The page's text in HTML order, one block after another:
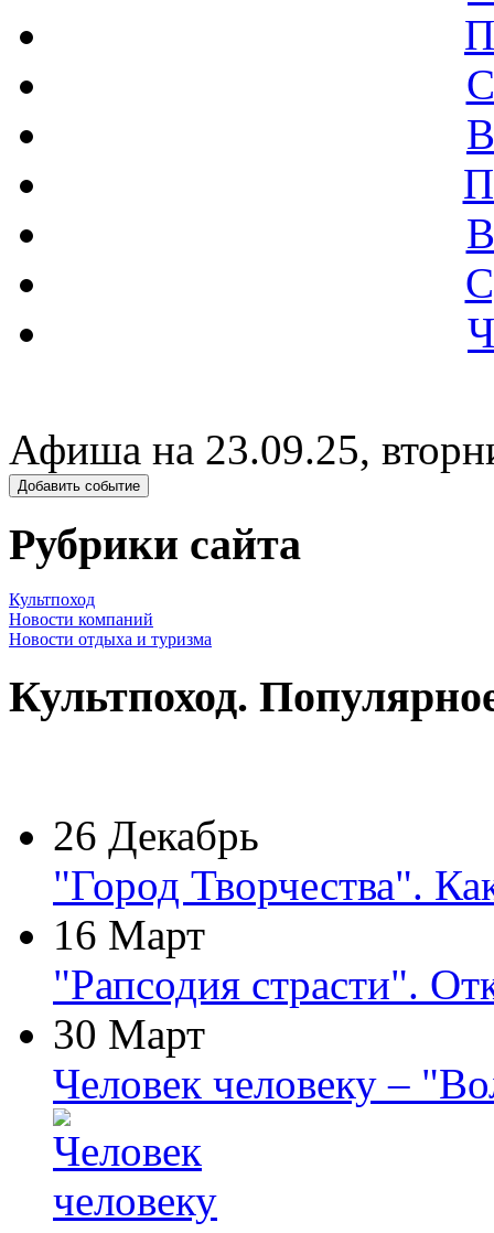
Афиша на 23.09.25,
Добавить событие
Рубрики сайта
Культпоход
Новости компаний
Новости отдыха и туризма
Культпоход.
26 Декабрь
"Город Творчества".
16 Март
"Рапсодия страсти".
30 Март
Человек человеку –